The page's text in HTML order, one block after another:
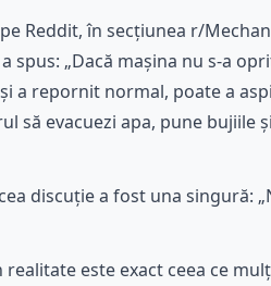
Reddit, în secțiunea r/
spus: „Dacă mașina nu s-a
a repornit normal, poate a
să evacuezi apa, pune bujiile
discuție a fost una singură:
este exact ceea ce